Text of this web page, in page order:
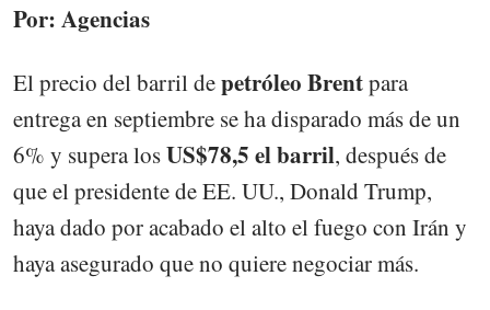
Por: Agencias
El precio del barril depetróleo Brentpara
entrega en septiembre se ha disparado más de un
6% y supera losUS$78,5 el barril, después de
que el presidente de EE. UU., Donald Trump,
haya dado por acabado el alto el fuego con Irán y
haya asegurado que no quiere negociar más.